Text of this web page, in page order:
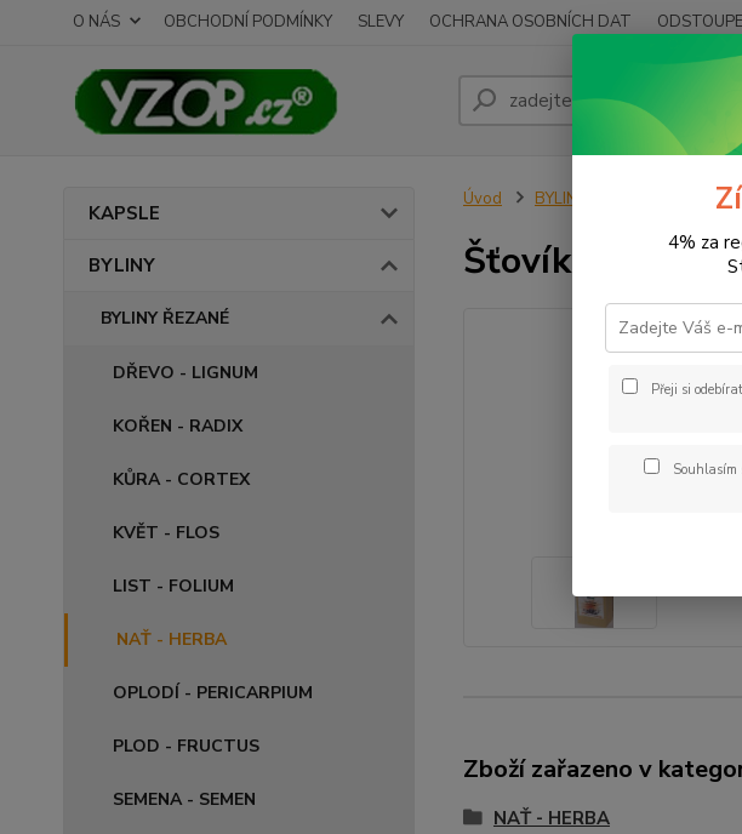
O NÁS OBCHODNÍ PODMÍNKY SLEVY OCHRANA OSOBNÍCH DAT
KAPSLE
BYLINY
BYLINY ŘEZANÉ
DŘEVO - LIGNUM
KOŘEN - RADIX
KŮRA - CORTEX
KVĚT - FLOS
LIST - FOLIUM
NAŤ - HERBA
OPLODÍ - PERICARPIUM
PLOD - FRUCTUS
SEMENA - SEMEN
Úvod BYLINY BYLINY ŘEZANÉ
Šťovík nať
Zboží zařazeno v
NAŤ - HERBA
4% za
Přeji si
Souhlasím